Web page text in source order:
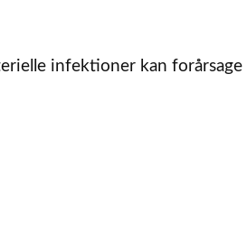
infektioner kan forårsage